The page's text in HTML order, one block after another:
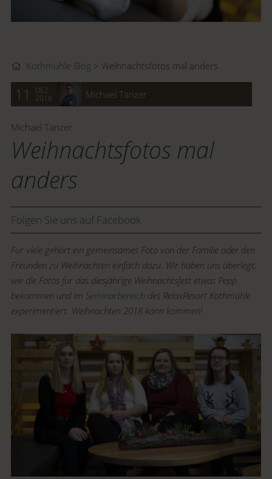
Kothmühle Blog Weihnachtsfotos mal anders
11
DEZ
2018
Michael Tanzer
Michael Tanzer
Weihnachtsfotos mal
anders
Folgen Sie uns auf Facebook
Für viele gehört ein gemeinsames Foto von der Familie oder den
Freunden zu Weihnachten einfach dazu. Wir haben uns überlegt,
wie die Fotos für das diesjährige Weihnachtsfest etwas Pepp
bekommen und im Seminarbereich des RelaxResort Kothmühle
experimentiert. Weihnachten 2018 kann kommen!